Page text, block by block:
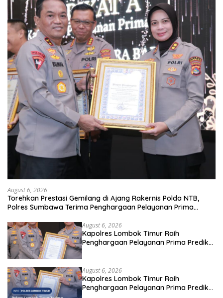
August 6, 2026
Torehkan Prestasi Gemilang di Ajang Rakernis Polda NTB,
Polres Sumbawa Terima Penghargaan Pelayanan Prima
August 6, 2026
Kapolres Lombok Timur Raih
Penghargaan Pelayanan Prima Predikat
August 6, 2026
Kapolres Lombok Timur Raih
Penghargaan Pelayanan Prima Predikat